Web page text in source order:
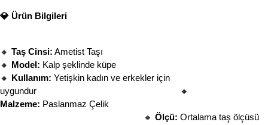
💎 Ürün Bilgileri
🔸 Taş Cinsi: Ametist Taşı
🔸
Model: Kalp şeklinde küpe
🔸
Kullanım: Yetişkin kadın ve erkekler için
uygundur
Malzeme: Paslanmaz Çelik
🔸 Ölçü: Ortalama taş ölçüsü